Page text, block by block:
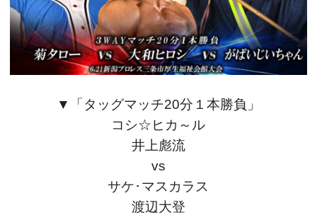
▼「タッグマッチ20分１本勝負」
コシ☆ヒカ～ル
井上彪流
vs
サケ･マスカラス
渡辺大登